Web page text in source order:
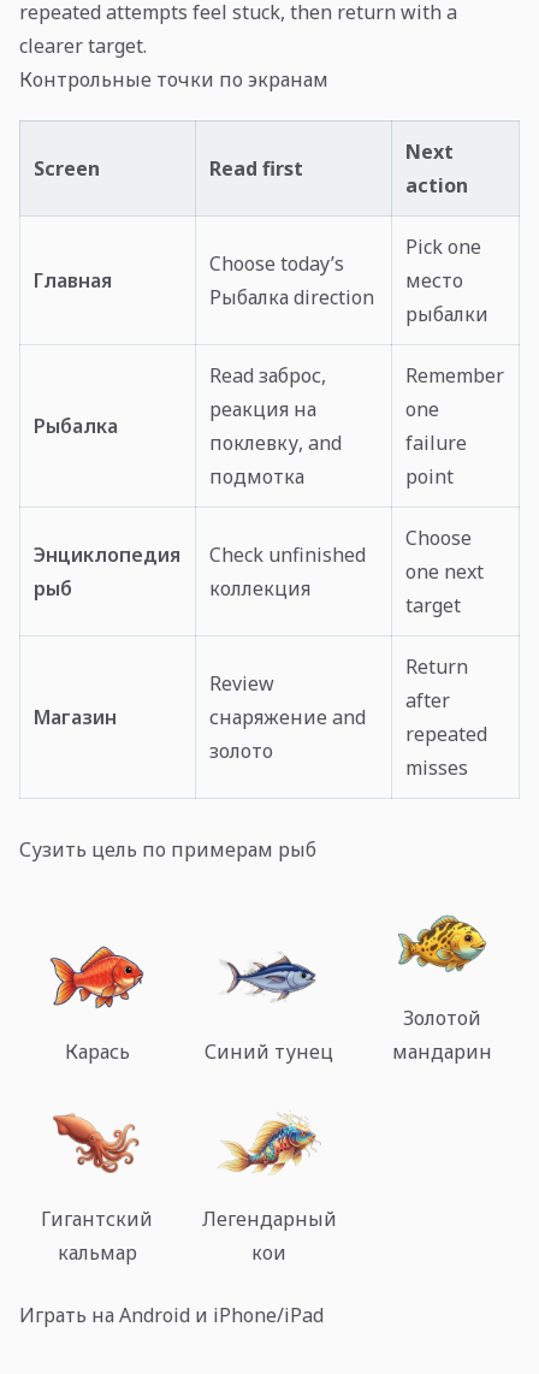
repeated attempts feel stuck, then return with a
clearer target.
Контрольные точки по экранам
Screen Read first
Next
action
Главная
Choose today’s
Рыбалка direction
Pick one
место
рыбалки
Рыбалка
Read заброс,
реакция на
поклевку, and
подмотка
Remember
one
failure
point
Энциклопедия
рыб
Check unfinished
коллекция
Choose
one next
target
Магазин
Review
снаряжение and
золото
Return
after
repeated
misses
Сузить цель по примерам рыб
Карась Синий тунец
Золотой
мандарин
Гигантский
кальмар
Легендарный
кои
Играть на Android и iPhone/iPad